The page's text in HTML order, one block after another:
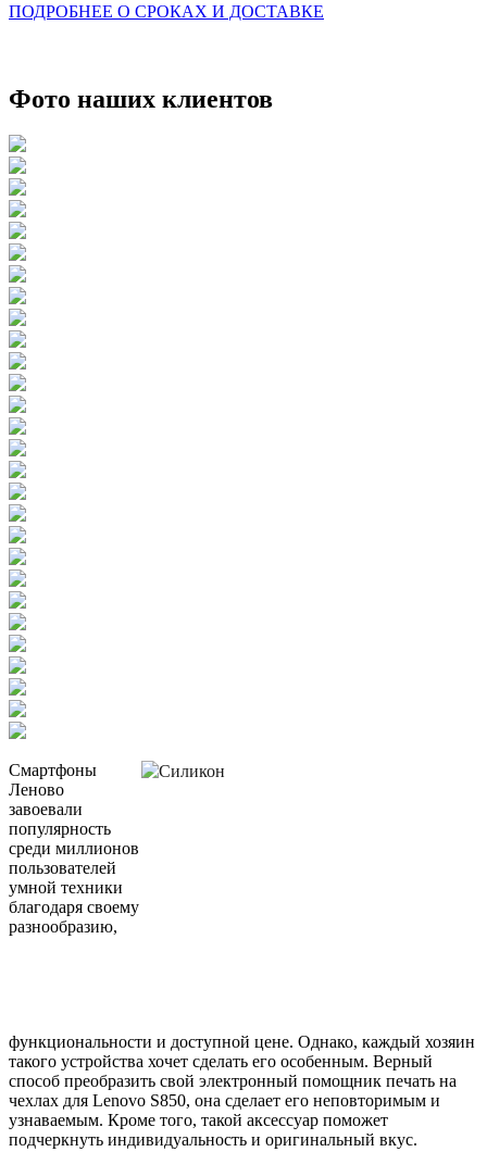
ПОДРОБНЕЕ О СРОКАХ И ДОСТАВКЕ
Фото наших клиентов
Смартфоны
Леново
завоевали
популярность
среди миллионов
пользователей
умной техники
благодаря своему
разнообразию,
функциональности и доступной цене. Однако, каждый хозяин
такого устройства хочет сделать его особенным. Верный
способ преобразить свой электронный помощник печать на
чехлах для Lenovo S850, она сделает его неповторимым и
узнаваемым. Кроме того, такой аксессуар поможет
подчеркнуть индивидуальность и оригинальный вкус.